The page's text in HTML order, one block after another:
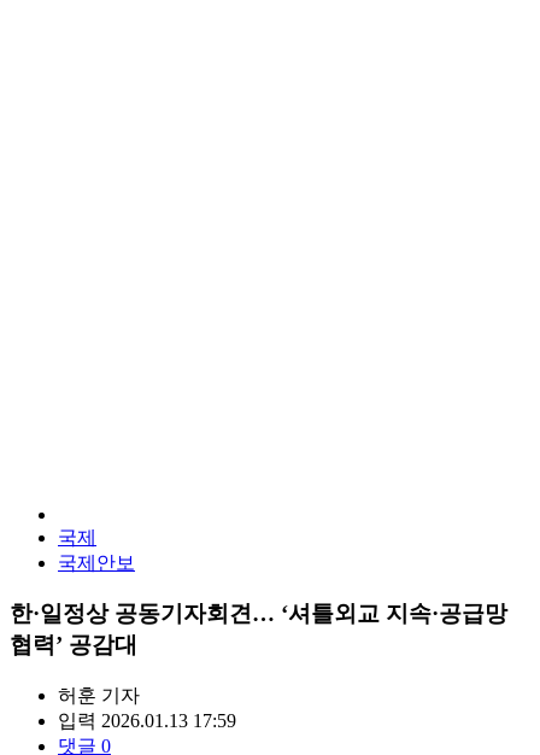
국제
국제안보
한·일정상 공동기자회견… ‘셔틀외교 지속·공급망
협력’ 공감대
허훈 기자
입력 2026.01.13 17:59
댓글 0